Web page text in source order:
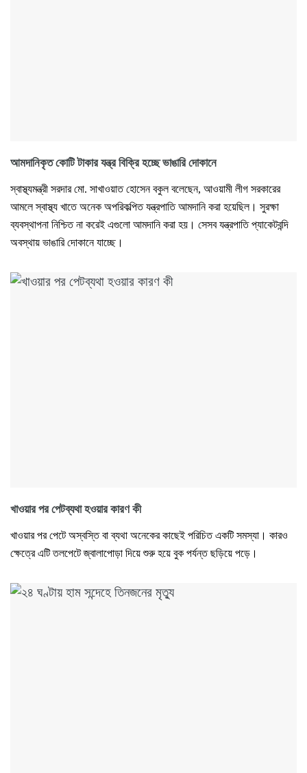
আমদানিকৃত কোটি টাকার যন্ত্র বিক্রি হচ্ছে ভাঙারি দোকানে
স্বাস্থ্যমন্ত্রী সরদার মো. সাখাওয়াত হোসেন বকুল বলেছেন, আওয়ামী লীগ সরকারের
আমলে স্বাস্থ্য খাতে অনেক অপরিকল্পিত যন্ত্রপাতি আমদানি করা হয়েছিল। সুরক্ষা
ব্যবস্থাপনা নিশ্চিত না করেই এগুলো আমদানি করা হয়। সেসব যন্ত্রপাতি প্যাকেটবন্দি
অবস্থায় ভাঙারি দোকানে যাচ্ছে।
খাওয়ার পর পেটব্যথা হওয়ার কারণ কী
খাওয়ার পর পেটে অস্বস্তি বা ব্যথা অনেকের কাছেই পরিচিত একটি সমস্যা। কারও
ক্ষেত্রে এটি তলপেটে জ্বালাপোড়া দিয়ে শুরু হয়ে বুক পর্যন্ত ছড়িয়ে পড়ে।